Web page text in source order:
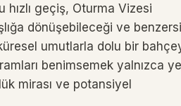
hızlı geçiş, Oturma Vizesi
dönüşebileceği ve
umutlarla dolu bir
benimsemek yalnızca
mirası ve potansiyel